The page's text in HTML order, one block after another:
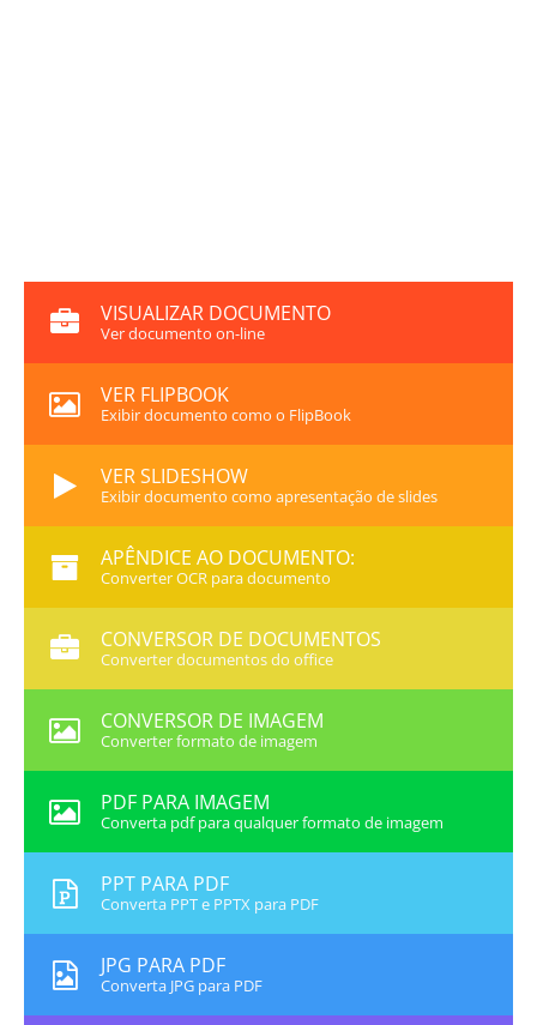
VISUALIZAR DOCUMENTO
Ver documento on-line
VER FLIPBOOK
Exibir documento como o FlipBook
VER SLIDESHOW
Exibir documento como apresentação de slides
APÊNDICE AO DOCUMENTO:
Converter OCR para documento
CONVERSOR DE DOCUMENTOS
Converter documentos do office
CONVERSOR DE IMAGEM
Converter formato de imagem
PDF PARA IMAGEM
Converta pdf para qualquer formato de imagem
PPT PARA PDF
Converta PPT e PPTX para PDF
JPG PARA PDF
Converta JPG para PDF